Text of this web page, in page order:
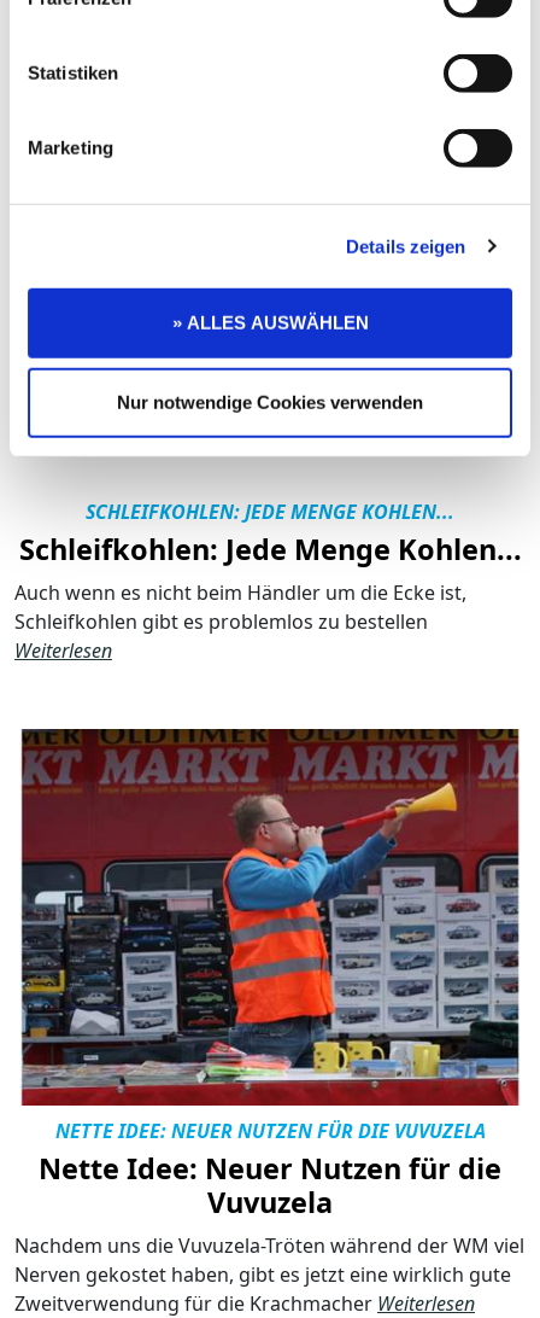
Statistiken
Marketing
Details zeigen
» ALLES AUSWÄHLEN
Nur notwendige Cookies verwenden
SCHLEIFKOHLEN: JEDE MENGE KOHLEN...
Schleifkohlen: Jede Menge Kohlen...
Auch wenn es nicht beim Händler um die Ecke ist,
Schleifkohlen gibt es problemlos zu bestellen
Weiterlesen
NETTE IDEE: NEUER NUTZEN FÜR DIE VUVUZELA
Nette Idee: Neuer Nutzen für die
Vuvuzela
Nachdem uns die Vuvuzela-Tröten während der WM viel
Nerven gekostet haben, gibt es jetzt eine wirklich gute
Zweitverwendung für die Krachmacher Weiterlesen